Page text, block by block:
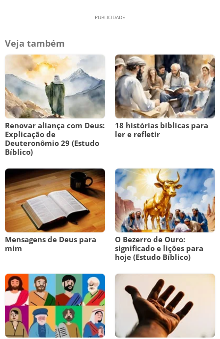
Veja também
Renovar aliança com Deus:
Explicação de
Deuteronômio 29 (Estudo
Bíblico)
18 histórias bíblicas para
ler e refletir
Mensagens de Deus para
mim
O Bezerro de Ouro:
significado e lições para
hoje (Estudo Bíblico)